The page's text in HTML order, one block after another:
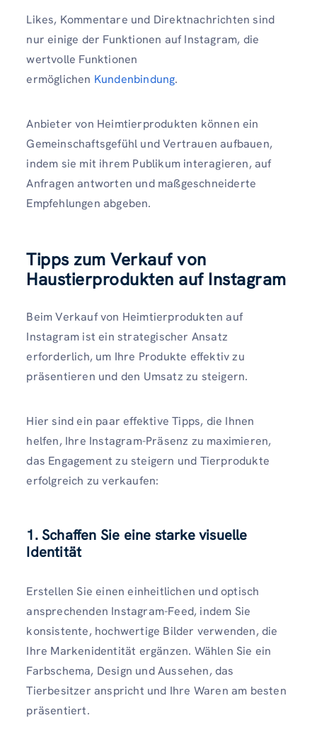
Likes, Kommentare und Direktnachrichten sind
nur einige der Funktionen auf Instagram, die
wertvolle Funktionen
ermöglichen Kundenbindung.
Anbieter von Heimtierprodukten können ein
Gemeinschaftsgefühl und Vertrauen aufbauen,
indem sie mit ihrem Publikum interagieren, auf
Anfragen antworten und maßgeschneiderte
Empfehlungen abgeben.
Tipps zum Verkauf von
Haustierprodukten auf Instagram
Beim Verkauf von Heimtierprodukten auf
Instagram ist ein strategischer Ansatz
erforderlich, um Ihre Produkte effektiv zu
präsentieren und den Umsatz zu steigern.
Hier sind ein paar effektive Tipps, die Ihnen
helfen, Ihre Instagram-Präsenz zu maximieren,
das Engagement zu steigern und Tierprodukte
erfolgreich zu verkaufen:
1. Schaffen Sie eine starke visuelle
Identität
Erstellen Sie einen einheitlichen und optisch
ansprechenden Instagram-Feed, indem Sie
konsistente, hochwertige Bilder verwenden, die
Ihre Markenidentität ergänzen. Wählen Sie ein
Farbschema, Design und Aussehen, das
Tierbesitzer anspricht und Ihre Waren am besten
präsentiert.